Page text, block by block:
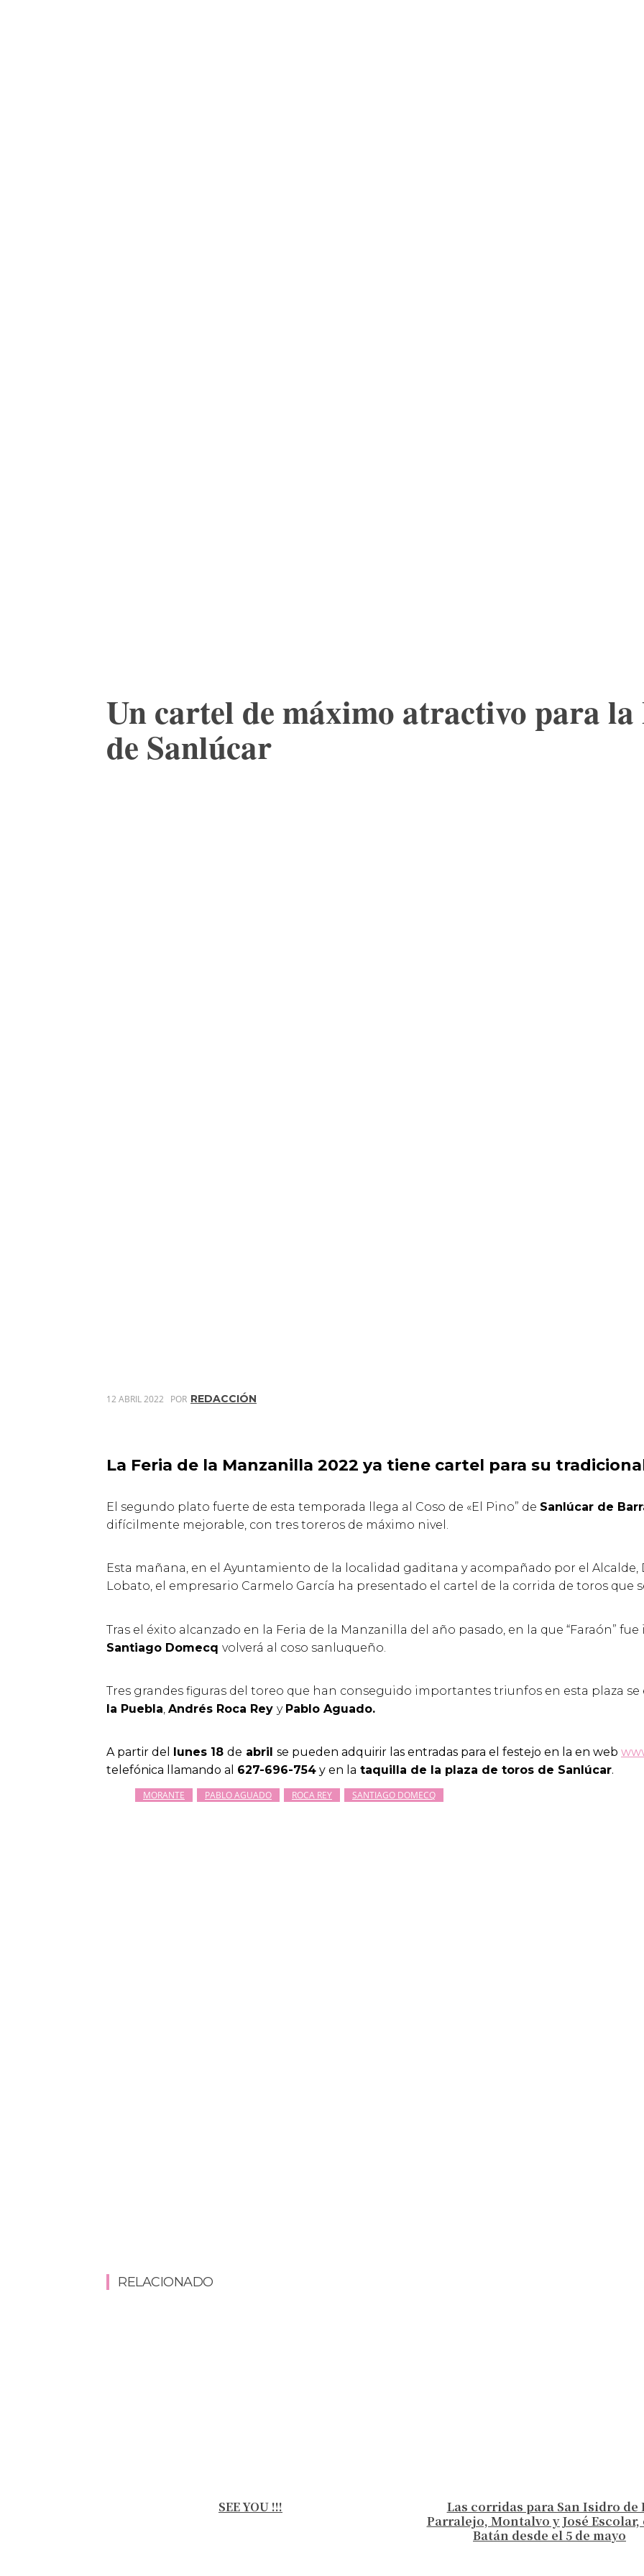
Un cartel de máximo atractivo para
de Sanlúcar
12 ABRIL 2022 POR REDACCIÓN
La Feria de la Manzanilla 2022 ya tiene cartel para su
El segundo plato fuerte de esta temporada llega al Coso de «El Pino” de Sanlúcar de
difícilmente mejorable, con tres toreros de máximo nivel.
Esta mañana, en el Ayuntamiento de la localidad gaditana y acompañado por el Alcalde,
Lobato, el empresario Carmelo García ha presentado el cartel de la corrida de toros que
Tras el éxito alcanzado en la Feria de la Manzanilla del año pasado, en la que “Faraón”
Santiago Domecq volverá al coso sanluqueño.
Tres grandes figuras del toreo que han conseguido importantes triunfos en esta plaza se
la Puebla Andrés Roca Rey y Pablo Aguado.
A partir del lunes 18 de abril se pueden adquirir las entradas para el festejo en la en web
telefónica llamando al 627-696-754 y en la taquilla de la plaza de toros de Sanlúcar.
MORANTE PABLO AGUADO ROCA REY SANTIAGO DOMECQ
RELACIONADO
SEE YOU !!!
Las corridas para San Isidro de
Parralejo, Montalvo y José Escolar,
Batán desde el 5 de mayo